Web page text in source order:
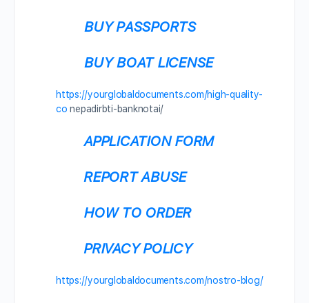
BUY PASSPORTS
BUY BOAT LICENSE
https://yourglobaldocuments.com/high-quality-
co nepadirbti-banknotai/
APPLICATION FORM
REPORT ABUSE
HOW TO ORDER
PRIVACY POLICY
https://yourglobaldocuments.com/nostro-blog/